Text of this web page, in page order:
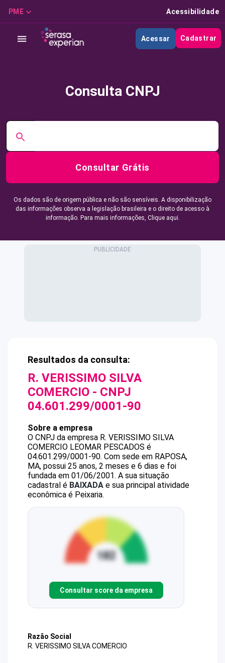
PME Acessibilidade
Acessar Cadastrar
Consulta CNPJ
Consultar Grátis
Os dados são de origem pública e não são sensíveis. A disponibilização
das informações observa a legislação brasileira e o direito de acesso à
informação. Para mais informações, Clique aqui.
Resultados da consulta:
R. VERISSIMO SILVA
COMERCIO - CNPJ
04.601.299/0001-90
Sobre a empresa
O CNPJ da empresa R. VERISSIMO SILVA
COMERCIO LEOMAR PESCADOS é
04.601.299/0001-90. Com sede em RAPOSA,
MA, possui 25 anos, 2 meses e 6 dias e foi
fundada em 01/06/2001. A sua situação
cadastral é BAIXADA e sua principal atividade
econômica é Peixaria.
Consultar score da empresa
Razão Social
R. VERISSIMO SILVA COMERCIO